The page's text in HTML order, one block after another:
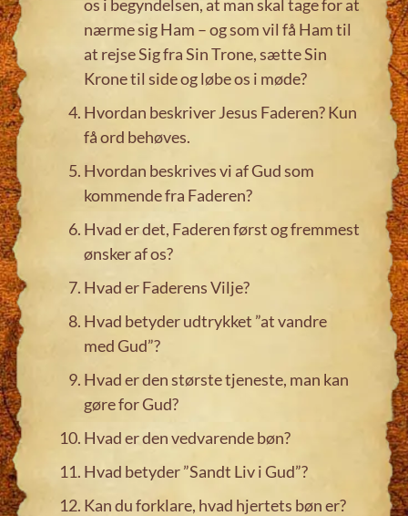
os i begyndelsen, at man skal tage for at
nærme sig Ham – og som vil få Ham til
at rejse Sig fra Sin Trone, sætte Sin
Krone til side og løbe os i møde?
Hvordan beskriver Jesus Faderen? Kun
få ord behøves.
Hvordan beskrives vi af Gud som
kommende fra Faderen?
Hvad er det, Faderen først og fremmest
ønsker af os?
Hvad er Faderens Vilje?
Hvad betyder udtrykket ”at vandre
med Gud”?
Hvad er den største tjeneste, man kan
gøre for Gud?
Hvad er den vedvarende bøn?
Hvad betyder ”Sandt Liv i Gud”?
Kan du forklare, hvad hjertets bøn er?